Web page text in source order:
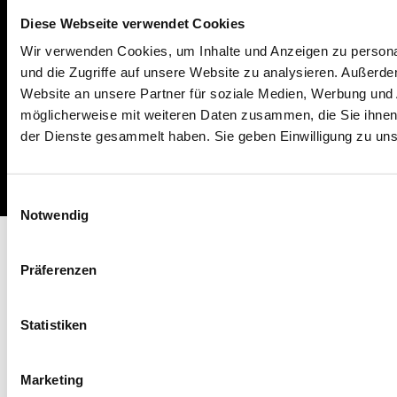
Diese Webseite verwendet Cookies
Wir verwenden Cookies, um Inhalte und Anzeigen zu
und die Zugriffe auf unsere Website zu analysieren.
Website an unsere Partner für soziale Medien, Werbung
möglicherweise mit weiteren Daten zusammen, die Sie
der Dienste gesammelt haben. Sie geben Einwilligung zu
Notwendig
Präferenzen
Statistiken
Marketing
ImpressumMissbrauch meldenAGBDatenschutz